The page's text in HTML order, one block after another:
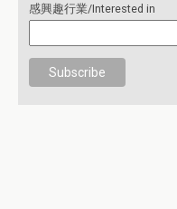
感興趣行業/Interested in